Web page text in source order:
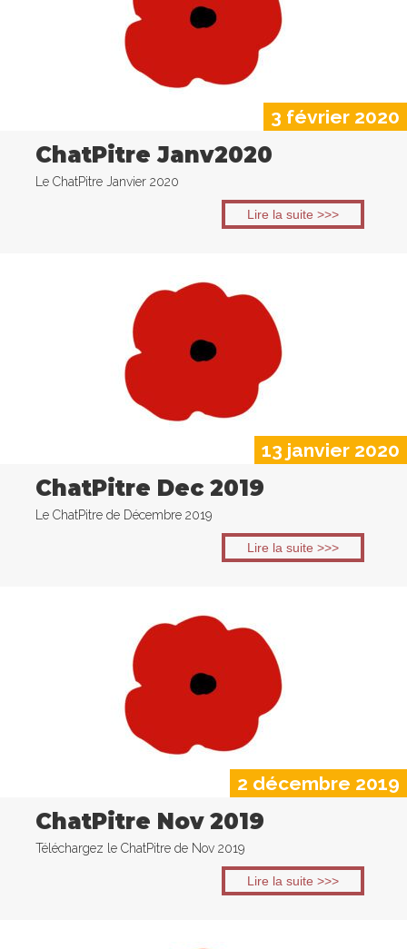
3 février 2020
ChatPitre Janv2020
Le ChatPitre Janvier 2020
Lire la suite >>>
13 janvier 2020
ChatPitre Dec 2019
Le ChatPitre de Décembre 2019
Lire la suite >>>
2 décembre 2019
ChatPitre Nov 2019
Téléchargez le ChatPitre de Nov 2019
Lire la suite >>>